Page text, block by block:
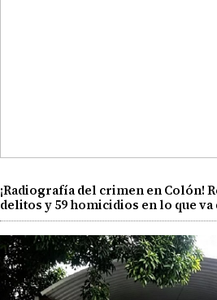
¡Radiografía del crimen en Colón!
delitos y 59 homicidios en lo que va